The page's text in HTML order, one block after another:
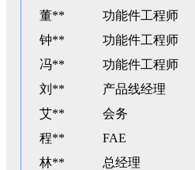
董**
功能件工程师
钟**
功能件工程师
冯**
功能件工程师
刘**
产品线经理
艾**
会务
程**
FAE
林**
总经理